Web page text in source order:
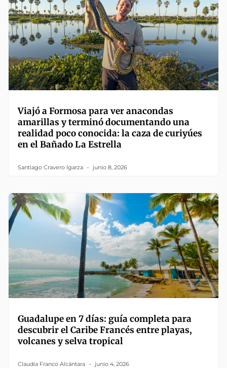
Viajó a Formosa para ver anacondas
amarillas y terminó documentando una
realidad poco conocida: la caza de curiyúes
en el Bañado La Estrella
Santiago Cravero Igarza junio 8, 2026
Guadalupe en 7 días: guía completa para
descubrir el Caribe Francés entre playas,
volcanes y selva tropical
Claudia Franco Alcántara junio 4, 2026